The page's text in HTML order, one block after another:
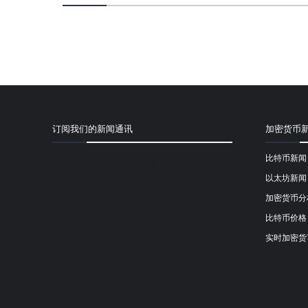
订阅我们的新闻通讯 加密货币
比特币新闻
以太坊新闻
加密货币
比特币价格
实时加密